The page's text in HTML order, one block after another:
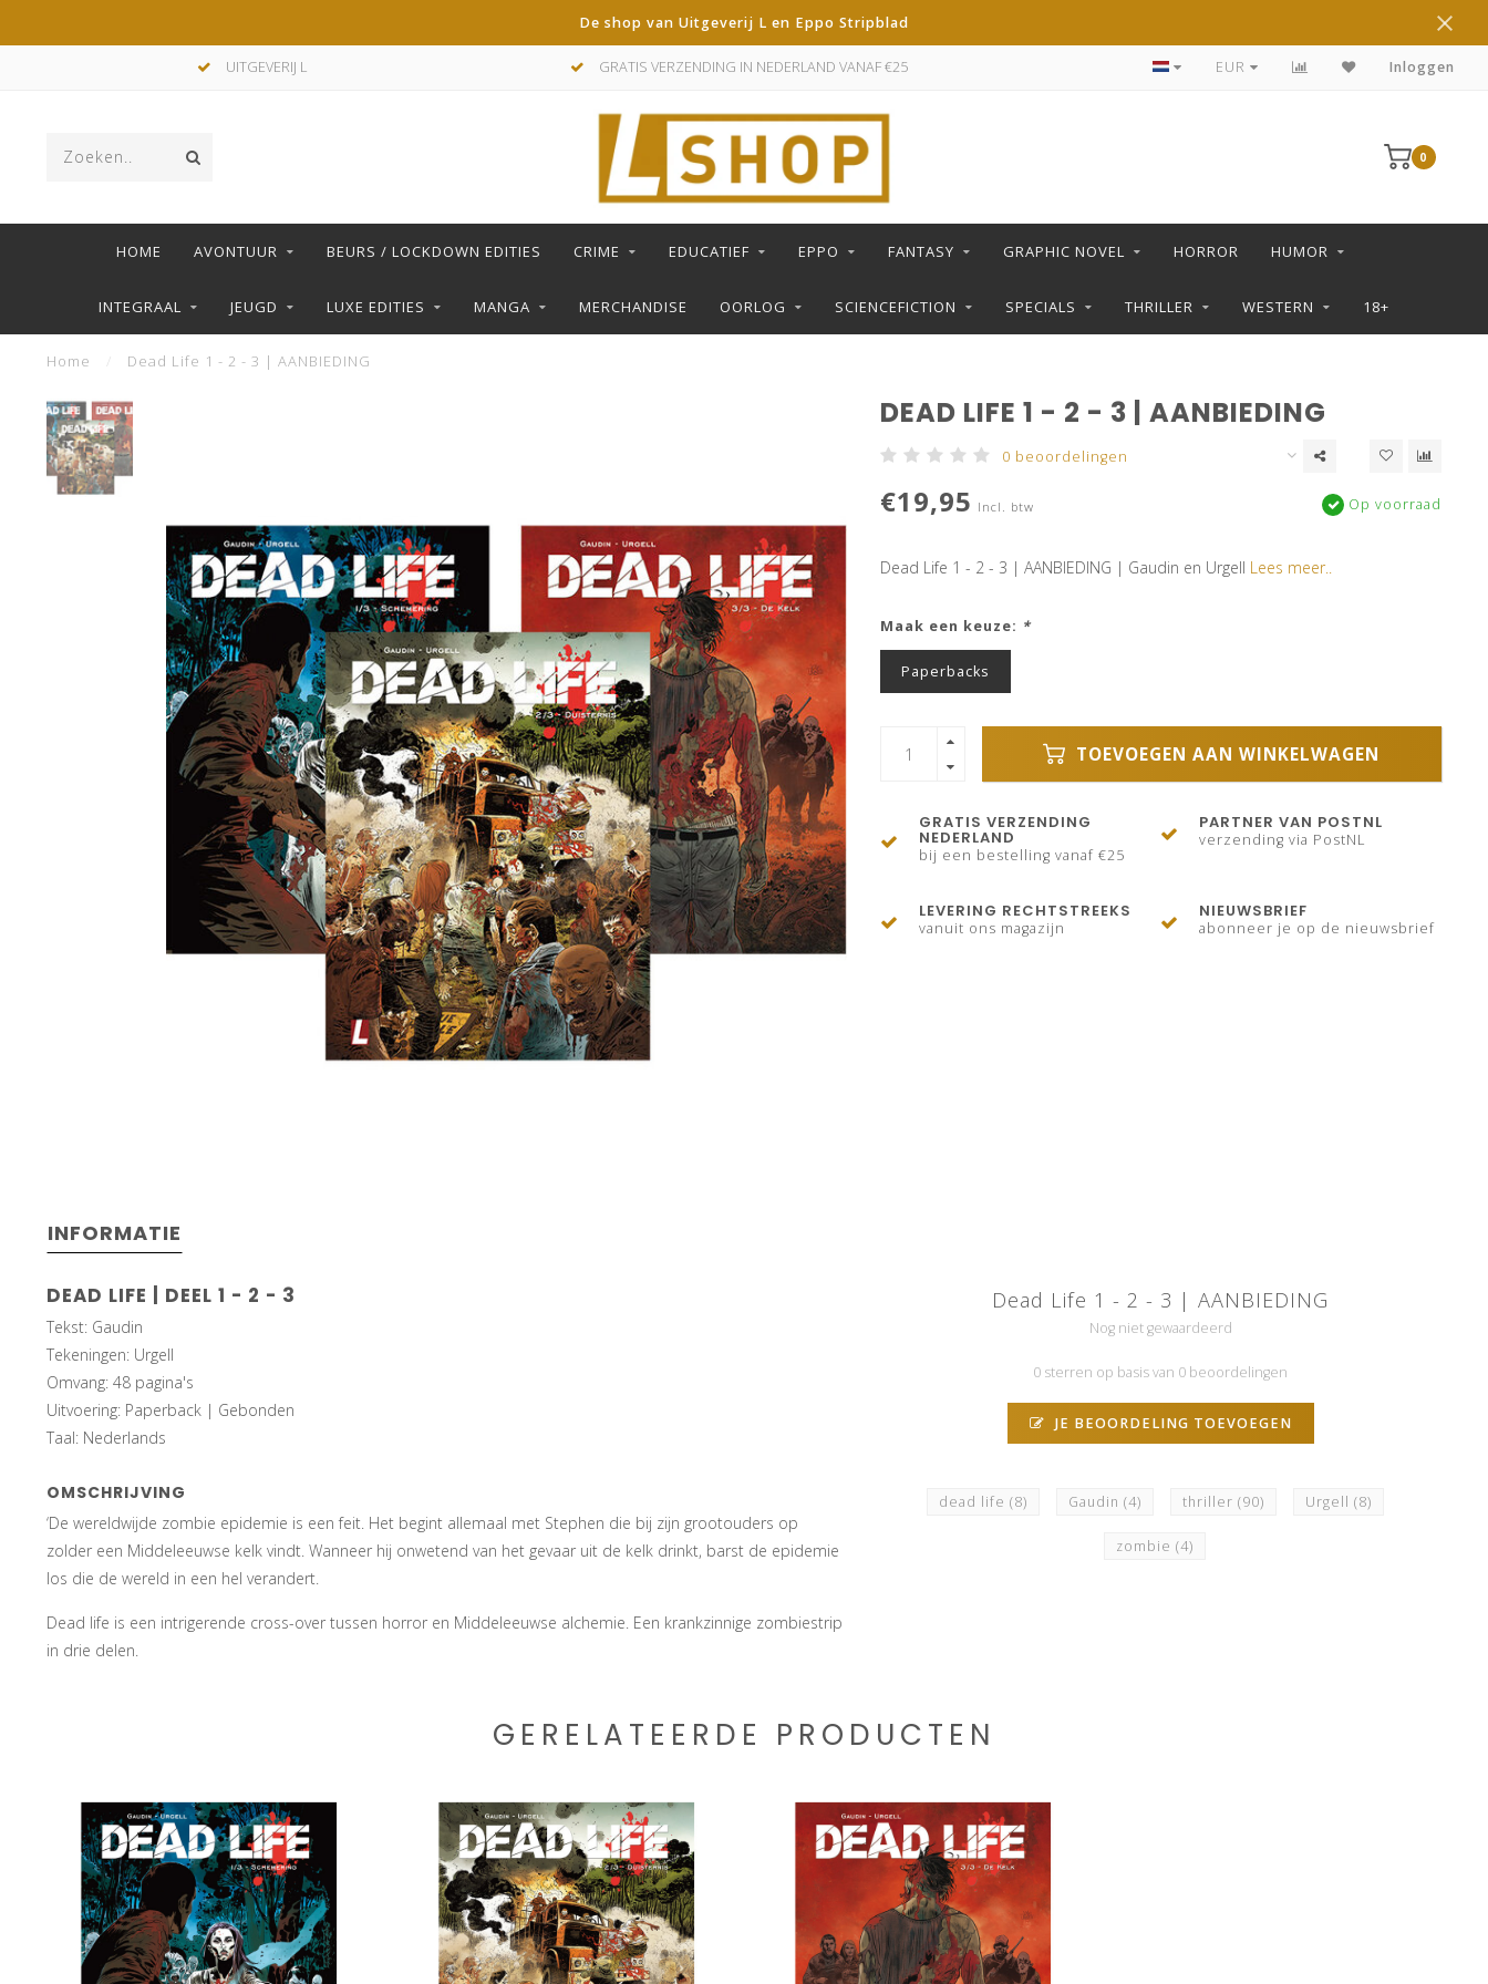
De shop van Uitgeverij L en Eppo Stripblad
UITGEVERIJ L GRATIS VERZENDING IN NEDERLAND VANAF €25 DE LEUKSTE STRIPS KOOP JE IN DE L SHOP
EUR Inloggen
0
HOME AVONTUUR BEURS / LOCKDOWN EDITIES CRIME EDUCATIEF EPPO FANTASY GRAPHIC NOVEL HORROR HUMOR
INTEGRAAL JEUGD LUXE EDITIES MANGA MERCHANDISE OORLOG SCIENCEFICTION SPECIALS THRILLER WESTERN 18+
Home Dead Life 1 - 2 - 3 | AANBIEDING
DEAD LIFE 1 - 2 - 3 | AANBIEDING
0 beoordelingen
€19,95 Incl. btw Op voorraad
Dead Life 1 - 2 - 3 | AANBIEDING | Gaudin en Urgell Lees meer..
Maak een keuze: *
Paperbacks
TOEVOEGEN AAN WINKELWAGEN
GRATIS VERZENDING
NEDERLAND
bij een bestelling vanaf €25
PARTNER VAN POSTNL
verzending via PostNL
LEVERING RECHTSTREEKS
vanuit ons magazijn
NIEUWSBRIEF
abonneer je op de nieuwsbrief
INFORMATIE
DEAD LIFE | DEEL 1 - 2 - 3
Tekst: Gaudin
Tekeningen: Urgell
Omvang: 48 pagina's
Uitvoering: Paperback | Gebonden
Taal: Nederlands
OMSCHRIJVING
‘De wereldwijde zombie epidemie is een feit. Het begint allemaal met Stephen die bij zijn grootouders op
zolder een Middeleeuwse kelk vindt. Wanneer hij onwetend van het gevaar uit de kelk drinkt, barst de epidemie
los die de wereld in een hel verandert.
Dead life is een intrigerende cross-over tussen horror en Middeleeuwse alchemie. Een krankzinnige zombiestrip
in drie delen.
Dead Life 1 - 2 - 3 | AANBIEDING
Nog niet gewaardeerd
0 sterren op basis van 0 beoordelingen
JE BEOORDELING TOEVOEGEN
dead life (8) Gaudin (4) thriller (90) Urgell (8)
zombie(4)
GERELATEERDE PRODUCTEN